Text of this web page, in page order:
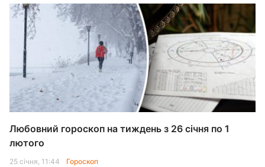
Любовний гороскоп на тиждень з 26 січня по 1
лютого
25 січня, 11:44 Гороскоп